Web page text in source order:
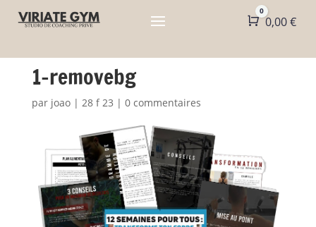
Panier
0
0,00€
1-removebg
par joao| 28 f 23 | 0 commentaires